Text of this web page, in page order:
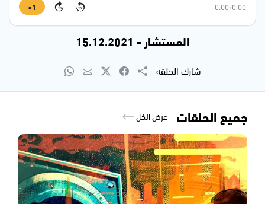
0:00
/
0:00
15
15
1×
المستشار - 15.12.2021
شارك الحلقة
جميع الحلقات عرض الكل